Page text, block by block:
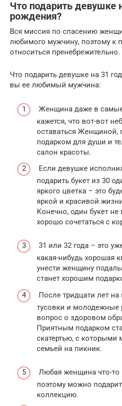
Что подарить девушке
рождения?
Вся миссия по спасению
любимого мужчину, поэтому к
относиться пренебрежительно.
Что подарить девушке на 31
вы ее любимый мужчина:
Женщина даже в
кажется, что вот-вот
оставаться Женщиной,
подарком для души и
салон красоты.
Если девушке
подарить букет из 30
яркого цветка – это
яркой и красивой
Конечно, один букет
хорошо сочетаться с
31 или 32 года – это
какая-нибудь хорошая
унести женщину
станет хорошим
После тридцати лет
тусовки и молодежные
вопрос о здоровом
Приятным подарком
скатертью, с
семьей на пикник.
Любая женщина что-то
поэтому можно
коллекцию.